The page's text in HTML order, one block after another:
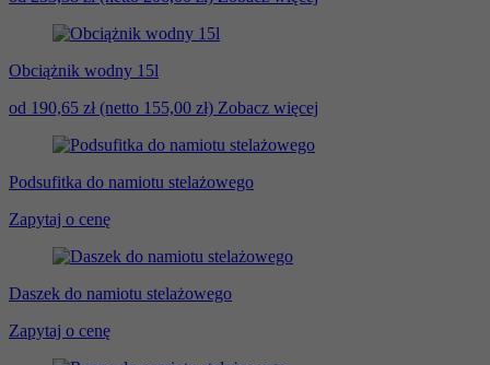
Obciążnik wodny 15l
od 190,65 zł(netto 155,00 zł) Zobacz więcej
Podsufitka do namiotu stelażowego
Zapytaj o cenę
Daszek do namiotu stelażowego
Zapytaj o cenę